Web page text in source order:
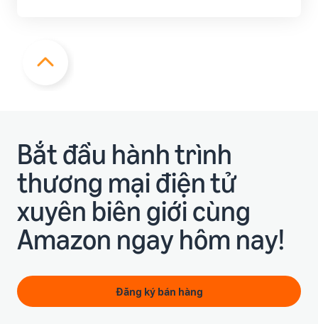
Bắt đầu hành trình
thương mại điện tử
xuyên biên giới cùng
Amazon ngay hôm nay!
Đăng ký bán hàng